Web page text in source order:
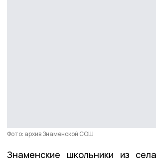
Фото: архив Знаменской СОШ
Знаменские школьники из